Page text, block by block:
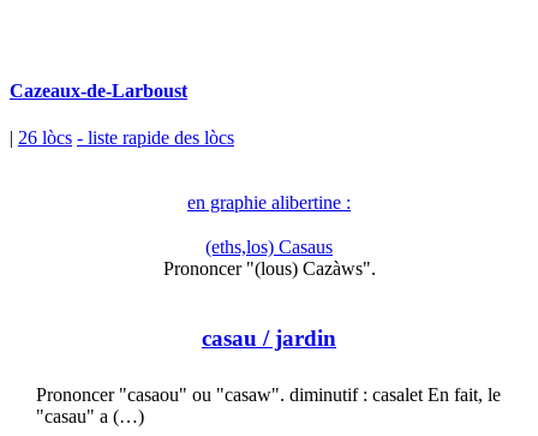
Cazeaux-de-Larboust
| 26 lòcs - liste rapide des lòcs
en graphie alibertine :
(eths,los) Casaus
Prononcer "(lous) Cazàws".
casau / jardin
Prononcer "casaou" ou "casaw". diminutif : casalet En fait, le
"casau" a (…)